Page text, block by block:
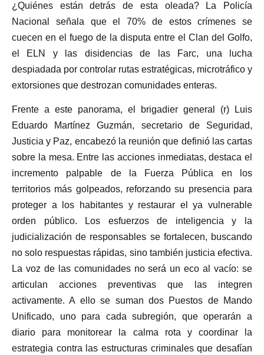
¿Quiénes están detrás de esta oleada? La Policía
Nacional señala que el 70% de estos crímenes se
cuecen en el fuego de la disputa entre el Clan del Golfo,
el ELN y las disidencias de las Farc, una lucha
despiadada por controlar rutas estratégicas, microtráfico y
extorsiones que destrozan comunidades enteras.
Frente a este panorama, el brigadier general (r) Luis
Eduardo Martínez Guzmán, secretario de Seguridad,
Justicia y Paz, encabezó la reunión que definió las cartas
sobre la mesa. Entre las acciones inmediatas, destaca el
incremento palpable de la Fuerza Pública en los
territorios más golpeados, reforzando su presencia para
proteger a los habitantes y restaurar el ya vulnerable
orden público. Los esfuerzos de inteligencia y la
judicialización de responsables se fortalecen, buscando
no solo respuestas rápidas, sino también justicia efectiva.
La voz de las comunidades no será un eco al vacío: se
articulan acciones preventivas que las integren
activamente. A ello se suman dos Puestos de Mando
Unificado, uno para cada subregión, que operarán a
diario para monitorear la calma rota y coordinar la
estrategia contra las estructuras criminales que desafían